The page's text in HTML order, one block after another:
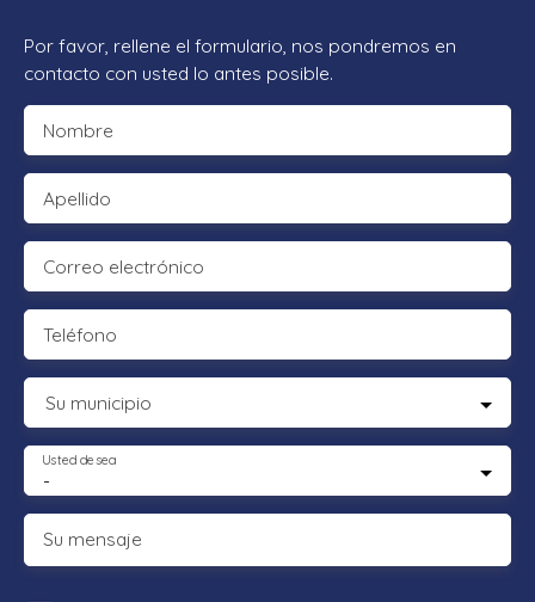
Por favor, rellene el formulario, nos pondremos en
contacto con usted lo antes posible.
Nombre
Apellido
Correo electrónico
Teléfono
Su municipio
-
Usted desea
Su mensaje